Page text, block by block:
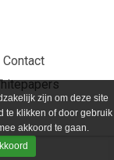
zijn om deze site
te klikken of door gebruik
akkoord te gaan.
Contact